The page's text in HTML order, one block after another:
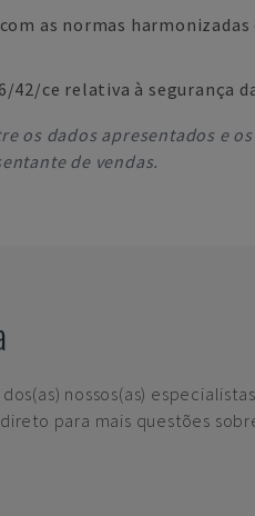
as normas harmonizadas
42/ce relativa à segurança
os dados apresentados e
de vendas.
dos(as) nossos(as)
para mais questões